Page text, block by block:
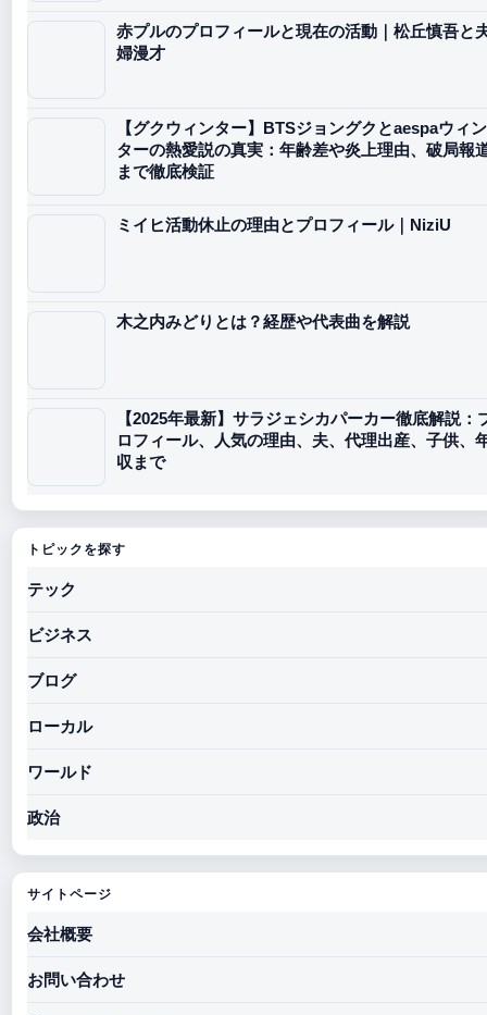
赤プルのプロフィールと現在の活動｜松丘慎吾と
婦漫才
【グクウィンター】BTSジョングクとaespaウィン
ターの熱愛説の真実：年齢差や炎上理由、破局報
まで徹底検証
ミイヒ活動休止の理由とプロフィール｜NiziU
木之内みどりとは？経歴や代表曲を解説
【2025年最新】サラジェシカパーカー徹底解説：
ロフィール、人気の理由、夫、代理出産、子供、
収まで
トピックを探す
テック
ビジネス
ブログ
ローカル
ワールド
政治
サイトページ
会社概要
お問い合わせ